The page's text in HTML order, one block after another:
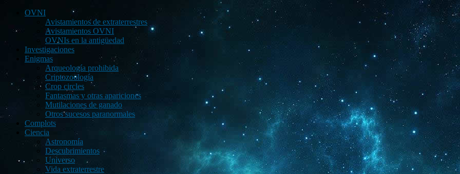
OVNI
Avistamientos de extraterrestres
Avistamientos OVNI
OVNIs en la antigüedad
Investigaciones
Enigmas
Arqueología prohibida
Criptozoología
Crop circles
Fantasmas y otras apariciones
Mutilaciones de ganado
Otros sucesos paranormales
Complots
Ciencia
Astronomía
Descubrimientos
Universo
Vida extraterrestre